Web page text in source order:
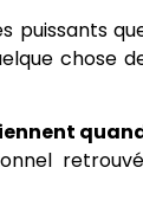
puissants
chose